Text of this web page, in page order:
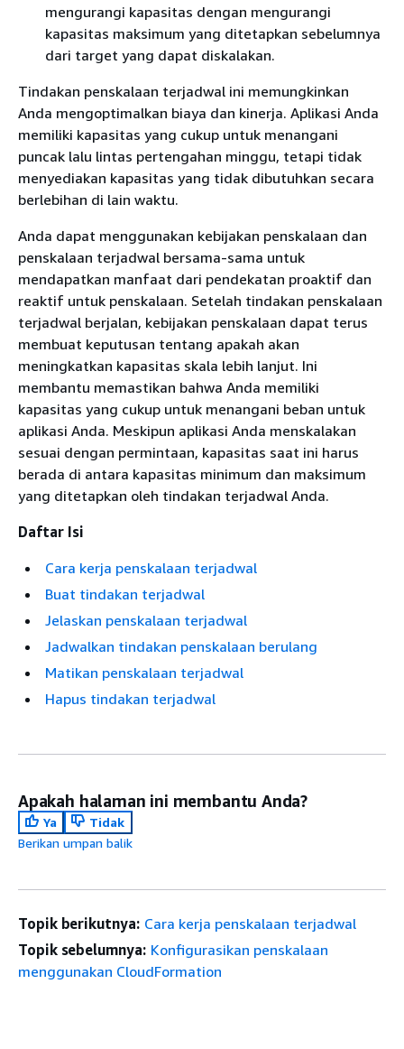
mengurangi kapasitas dengan mengurangi
kapasitas maksimum yang ditetapkan sebelumnya
dari target yang dapat diskalakan.
Tindakan penskalaan terjadwal ini memungkinkan
Anda mengoptimalkan biaya dan kinerja. Aplikasi Anda
memiliki kapasitas yang cukup untuk menangani
puncak lalu lintas pertengahan minggu, tetapi tidak
menyediakan kapasitas yang tidak dibutuhkan secara
berlebihan di lain waktu.
Anda dapat menggunakan kebijakan penskalaan dan
penskalaan terjadwal bersama-sama untuk
mendapatkan manfaat dari pendekatan proaktif dan
reaktif untuk penskalaan. Setelah tindakan penskalaan
terjadwal berjalan, kebijakan penskalaan dapat terus
membuat keputusan tentang apakah akan
meningkatkan kapasitas skala lebih lanjut. Ini
membantu memastikan bahwa Anda memiliki
kapasitas yang cukup untuk menangani beban untuk
aplikasi Anda. Meskipun aplikasi Anda menskalakan
sesuai dengan permintaan, kapasitas saat ini harus
berada di antara kapasitas minimum dan maksimum
yang ditetapkan oleh tindakan terjadwal Anda.
Daftar Isi
Cara kerja penskalaan terjadwal
Buat tindakan terjadwal
Jelaskan penskalaan terjadwal
Jadwalkan tindakan penskalaan berulang
Matikan penskalaan terjadwal
Hapus tindakan terjadwal
Apakah halaman ini membantu Anda?
Ya
Tidak
Berikan umpan balik
Topik berikutnya: Cara kerja penskalaan terjadwal
Topik sebelumnya: Konfigurasikan penskalaan
menggunakan CloudFormation